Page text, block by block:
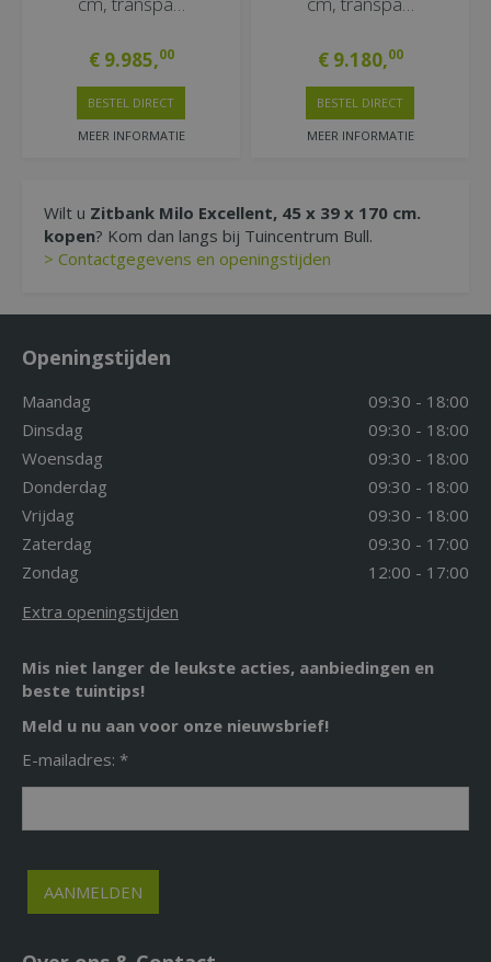
€ 9.985,00
MEER INFORMATIE
BESTEL DIRECT
€ 9.180,00
MEER INFORMATIE
BESTEL DIRECT
Wilt u Zitbank Milo Excellent, 45 x 39 x 170 cm.
kopen? Kom dan langs bij Tuincentrum Bull.
> Contactgegevens en openingstijden
Openingstijden
Maandag
09:30 - 18:00
Dinsdag
09:30 - 18:00
Woensdag
09:30 - 18:00
Donderdag
09:30 - 18:00
Vrijdag
09:30 - 18:00
Zaterdag
09:30 - 17:00
Zondag
12:00 - 17:00
Extra openingstijden
Mis niet langer de leukste acties, aanbiedingen en
beste tuintips!
Meld u nu aan voor onze nieuwsbrief!
E-mailadres: *